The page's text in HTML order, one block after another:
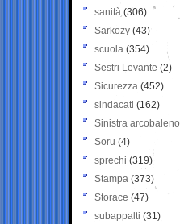
sanità (306)
Sarkozy (43)
scuola (354)
Sestri Levante (2)
Sicurezza (452)
sindacati (162)
Sinistra arcobaleno
Soru (4)
sprechi (319)
Stampa (373)
Storace (47)
subappalti (31)